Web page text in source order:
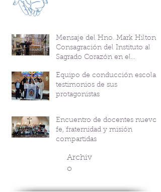
Mensaje del Hno. Mark Hilton y
Consagración del Instituto al
Sagrado Corazón en el
Coindre
Equipo de conducción escolar:
testimonios de sus
protagonistas
Encuentro de docentes nuevos:
fe, fraternidad y misión
compartidas
Archiv
o